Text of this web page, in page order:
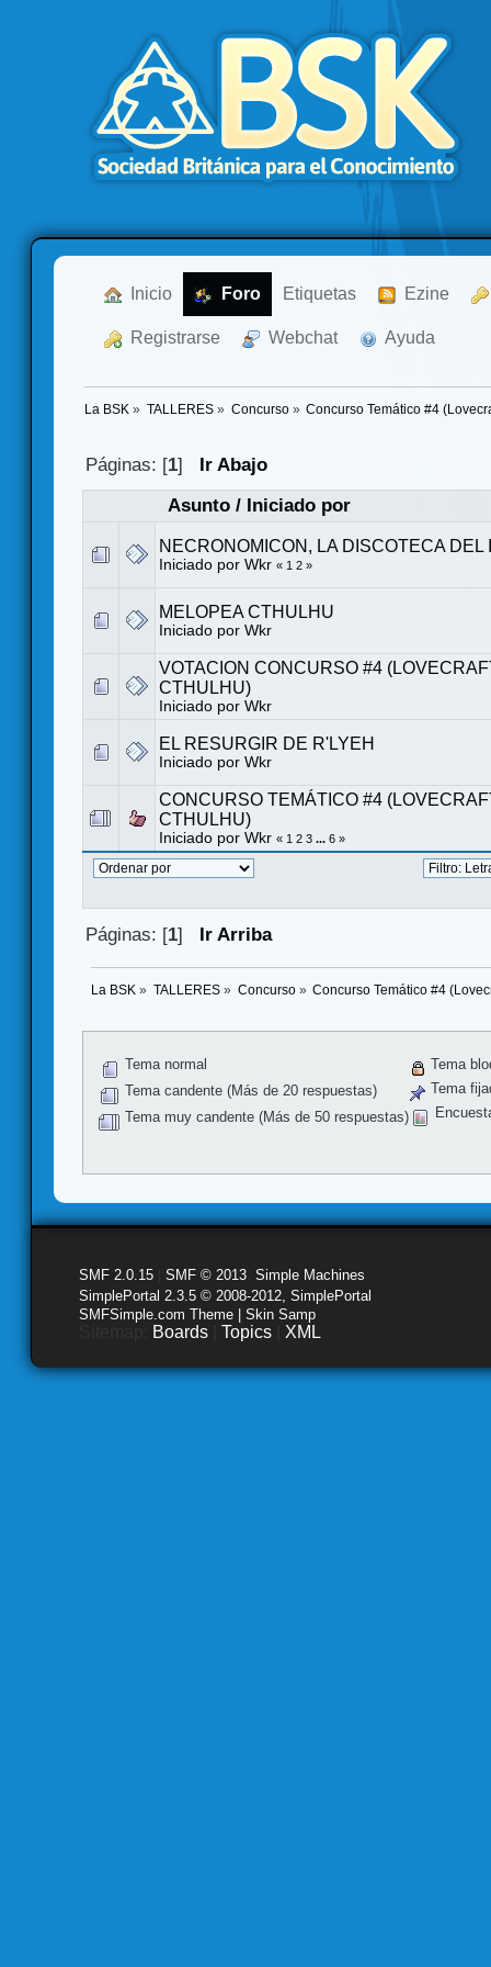
Inicio Foro Etiquetas Ezine
Registrarse Webchat Ayuda
La BSK » TALLERES» Concurso» Concurso Temático #4
Páginas: [1]
Ir Abajo
Asunto/ Iniciado por
NECRONOMICON, LA DISCOTECA DEL
Iniciado por Wkr « 1 2 »
MELOPEA CTHULHU
Iniciado por Wkr
VOTACION CONCURSO #4
CTHULHU)
Iniciado por Wkr
EL RESURGIR DE R'LYEH
Iniciado por Wkr
CONCURSO TEMÁTICO #4
CTHULHU)
Iniciado por Wkr « 1 2 3 ... 6 »
Páginas: [1] Ir Arriba
La BSK » TALLERES» Concurso» Concurso Temático #4
Tema normal
Tema candente (Más de 20 respuestas)
Tema muy candente (Más de 50 respuestas)
Tema
Tema
SMF 2.0.15 SMF © 2013 Simple Machines
SimplePortal 2.3.5 © 2008-2012, SimplePortal
SMFSimple.com Theme | Skin Samp
Boards Topics XML